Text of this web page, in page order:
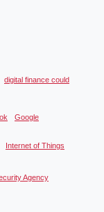
digital finance could
Google
Internet of Things
Agency